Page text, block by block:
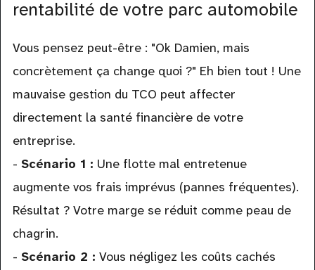
rentabilité de votre parc automobile
Vous pensez peut-être : "Ok Damien, mais
concrètement ça change quoi ?" Eh bien tout ! Une
mauvaise gestion du TCO peut affecter
directement la santé financière de votre
entreprise.
- Scénario 1 : Une flotte mal entretenue
augmente vos frais imprévus (pannes fréquentes).
Résultat ? Votre marge se réduit comme peau de
chagrin.
- Scénario 2 : Vous négligez les coûts cachés